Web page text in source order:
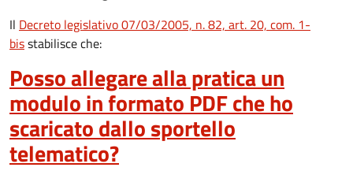
Il Decreto legislativo 07/03/2005, n. 82, art. 20, com. 1-
bisstabilisce che:
Posso allegare alla pratica un
modulo in formato PDF che ho
scaricato dallo sportello
telematico?